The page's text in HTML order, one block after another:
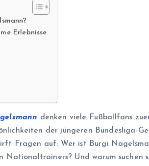
Erlebnisse
denken viele Fußballfans
der jüngeren Bundesliga-
Fragen auf: Wer ist Burgi
Nationaltrainers? Und warum suchen